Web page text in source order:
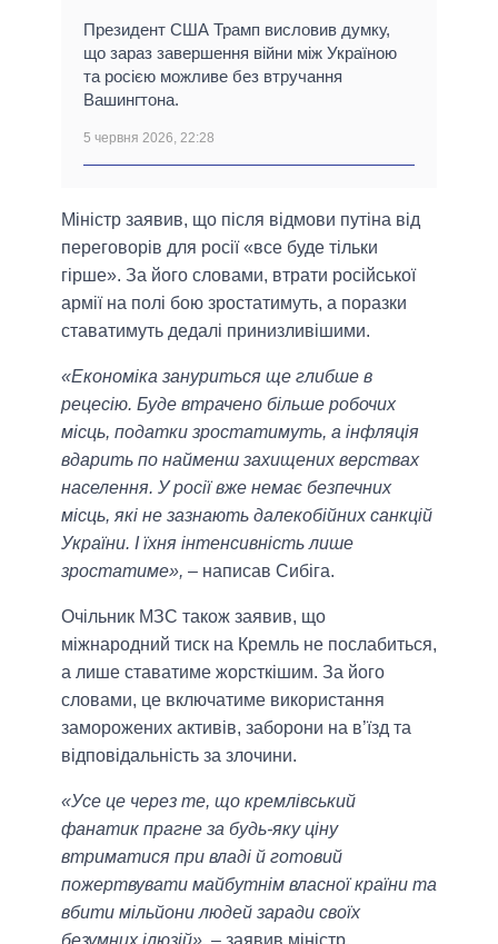
Президент США Трамп висловив думку,
що зараз завершення війни між Україною
та росією можливе без втручання
Вашингтона.
5 червня 2026, 22:28
Міністр заявив, що після відмови путіна від
переговорів для росії «все буде тільки
гірше». За його словами, втрати російської
армії на полі бою зростатимуть, а поразки
ставатимуть дедалі принизливішими.
«Економіка зануриться ще глибше в
рецесію. Буде втрачено більше робочих
місць, податки зростатимуть, а інфляція
вдарить по найменш захищених верствах
населення. У росії вже немає безпечних
місць, які не зазнають далекобійних санкцій
України. І їхня інтенсивність лише
зростатиме», – написав Сибіга.
Очільник МЗС також заявив, що
міжнародний тиск на Кремль не послабиться,
а лише ставатиме жорсткішим. За його
словами, це включатиме використання
заморожених активів, заборони на в’їзд та
відповідальність за злочини.
«Усе це через те, що кремлівський
фанатик прагне за будь-яку ціну
втриматися при владі й готовий
пожертвувати майбутнім власної країни та
вбити мільйони людей заради своїх